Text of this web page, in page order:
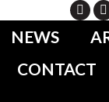
NEWS
CONTACT